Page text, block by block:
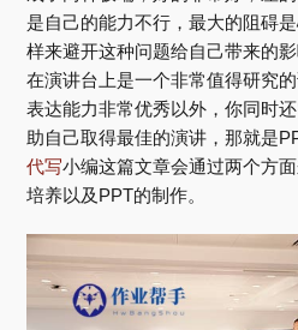
是自己的能力不行，最大的阻碍
样来避开这种问题给自己带来的
在演讲台上是一个非常值得研究
表达能力非常优秀以外，你同时
助自己取得最佳的演讲，那就是
代写小编这篇文章会通过两个方
培养以及PPT的制作。